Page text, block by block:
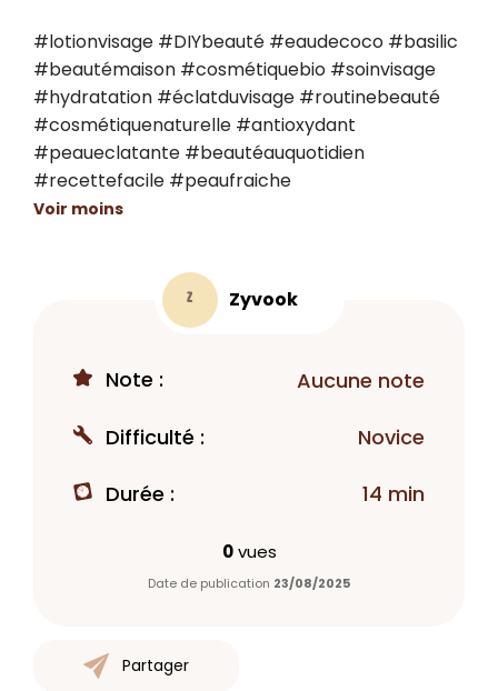
#lotionvisage #DIYbeauté #eaudecoco #basilic
#beautémaison #cosmétiquebio #soinvisage
#hydratation #éclatduvisage #routinebeauté
#cosmétiquenaturelle #antioxydant
#peaueclatante #beautéauquotidien
#recettefacile #peaufraiche
Voir moins
Z Zyvook
Note : Aucune note
Difficulté : Novice
Durée : 14 min
0vues
Date de publication 23/08/2025
Partager